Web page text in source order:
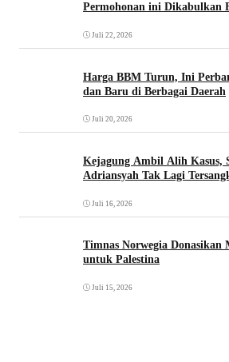
Permohonan ini Dikabulkan
Juli 22, 2026
Harga BBM Turun, Ini
dan Baru di Berbagai Daerah
Juli 20, 2026
Kejagung Ambil Alih Kasus,
Adriansyah Tak Lagi
Juli 16, 2026
Timnas Norwegia
untuk Palestina
Juli 15, 2026